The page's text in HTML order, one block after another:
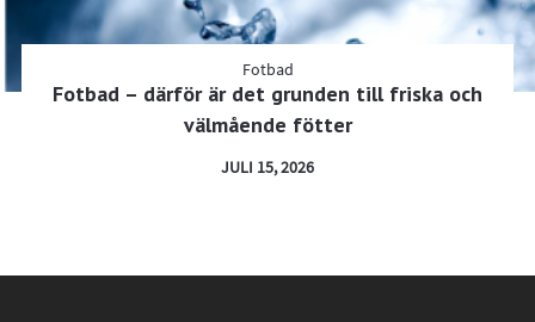
Fotbad
Fotbad – därför är det grunden till friska och
välmående fötter
JULI 15, 2026